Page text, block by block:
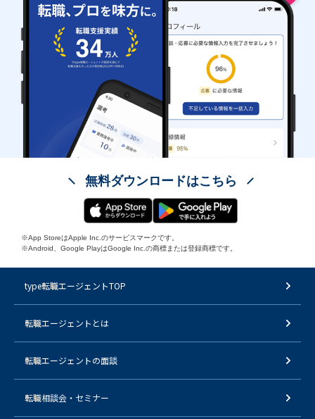
無料ダウンロードはこちら
※App StoreはApple Inc.のサービスマークです。
※Android、Google PlayはGoogle Inc.の商標または登録商標です。
type転職エージェントTOP
転職エージェントとは
転職エージェントの面談
転職相談会・セミナー